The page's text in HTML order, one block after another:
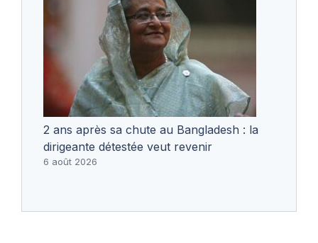
2 ans après sa chute au Bangladesh : la
dirigeante détestée veut revenir
6 août 2026